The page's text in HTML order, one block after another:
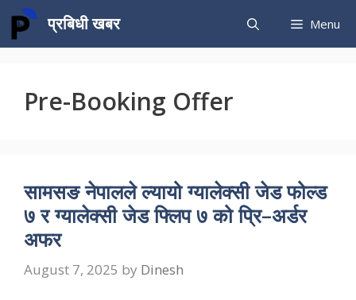
Skip
content
प्रबिधी खबर Menu
Pre-Booking Offer
सामसङ नेपालले ल्यायो ग्यालेक्सी जेड फोल्ड
७ र ग्यालेक्सी जेड फ्लिप ७ को प्रि–अर्डर
अफर
August 7, 2025 by Dinesh